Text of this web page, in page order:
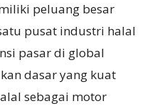
peluang besar
pusat industri halal
pasar di global
dasar yang kuat
sebagai motor